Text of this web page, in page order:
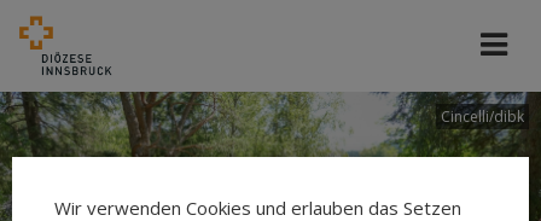
Cincelli/dibk
Wir verwenden Cookies und erlauben das Setzen